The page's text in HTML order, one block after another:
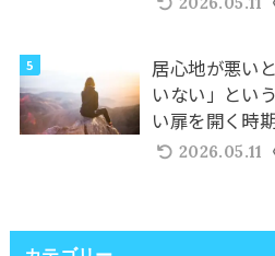
居心地が悪い
いない」とい
い扉を開く時
2026.05.11